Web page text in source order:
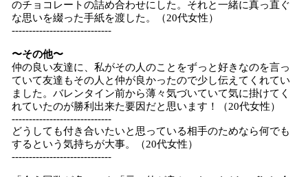
のチョコレートの詰め合わせにした。それと一緒に真っ直ぐ
な思いを綴った手紙を渡した。（20代女性）
-----------------------------
〜その他〜
仲の良い友達に、私がその人のことをずっと好きなのを言っ
ていて友達もその人と仲が良かったので少し伝えてくれてい
ました。バレンタイン前から薄々気づいていて気に掛けてく
れていたのが勝利出来た要因だと思います！（20代女性）
-----------------------------
どうしても付き合いたいと思っている相手のためなら何でも
するという気持ちが大事。（20代女性）
-----------------------------